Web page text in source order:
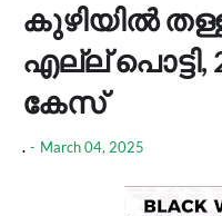
കുഴിയിൽ
എല്ല് പൊട്ടി,
കേസ്
. - March 04, 2025